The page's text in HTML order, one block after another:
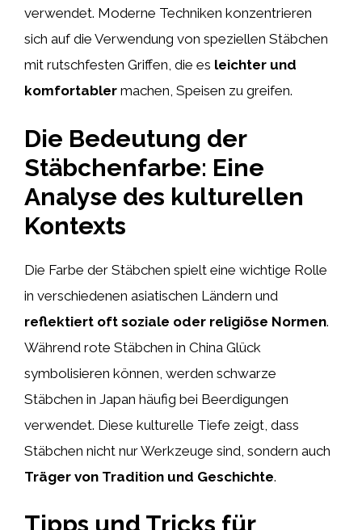
verwendet. Moderne Techniken konzentrieren
sich auf die Verwendung von speziellen Stäbchen
mit rutschfesten Griffen, die es leichter und
komfortabler machen, Speisen zu greifen.
Die Bedeutung der
Stäbchenfarbe: Eine
Analyse des kulturellen
Kontexts
Die Farbe der Stäbchen spielt eine wichtige Rolle
in verschiedenen asiatischen Ländern und
reflektiert oft soziale oder religiöse Normen.
Während rote Stäbchen in China Glück
symbolisieren können, werden schwarze
Stäbchen in Japan häufig bei Beerdigungen
verwendet. Diese kulturelle Tiefe zeigt, dass
Stäbchen nicht nur Werkzeuge sind, sondern auch
Träger von Tradition und Geschichte.
Tipps und Tricks für